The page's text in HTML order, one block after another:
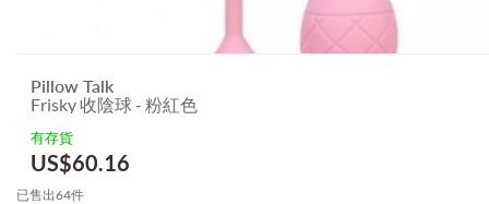
Pillow Talk
Frisky 收陰球 - 粉紅色
有存貨
US$60.16
已售出64件